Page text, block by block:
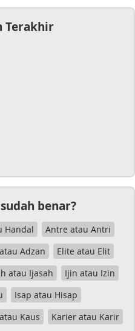
Terakhir
benar?
Handal
Antre atau Antri
Adzan
Elite atau Elit
atau Ijasah
Ijin atau Izin
Isap atau Hisap
Kaus
Karier atau Karir